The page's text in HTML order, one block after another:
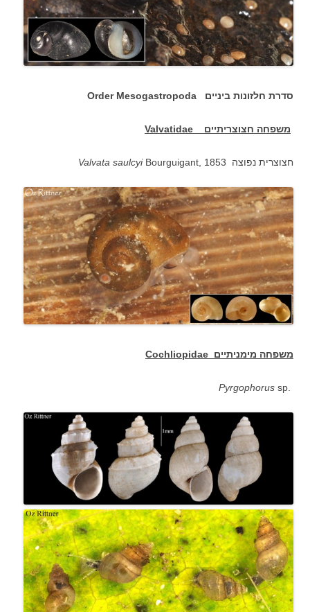
סדרת חלזונות ביניים Order Mesogastropoda
משפחה חצוצריתיים Valvatidae
Valvata saulcyi Bourguigant, 1853 חצוצרית נפוצה
משפחה מימניתיים Cochliopidae
.
Pyrgophorus sp